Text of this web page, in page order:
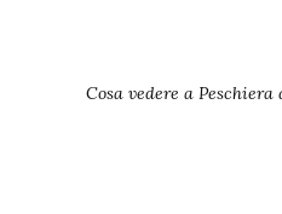
Cosa vedere a